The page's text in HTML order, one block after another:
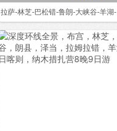
拉萨-林芝-巴松错-鲁朗-大峡谷-羊湖-